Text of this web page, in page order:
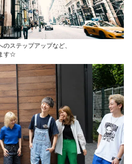
ステップアップなど、
す☆